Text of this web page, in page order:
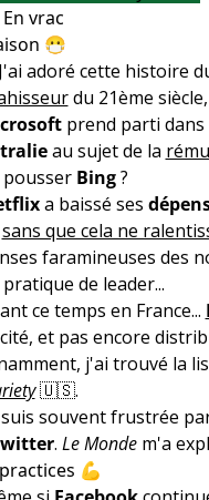
vrac
😷
adoré cette histoire
du 21ème
prend parti dans
au sujet de la
Bing?
a baissé ses
sans que cela ne
faramineuses des
de leader...
ce temps en France...
et pas encore
j'ai trouvé la
🇺🇸.
suis souvent frustrée
. Le Mondem'a
💪